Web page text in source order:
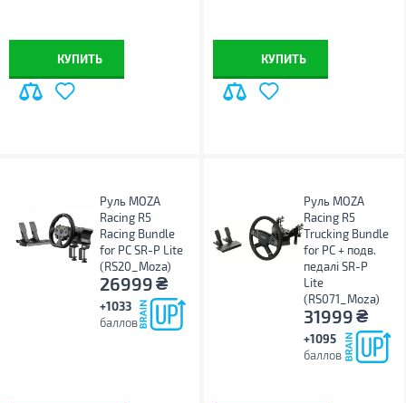
КУПИТЬ КУПИТЬ
Руль MOZA
Racing R5
Racing Bundle
for PC SR-P Lite
(RS20_Moza)
26999₴
+1033
баллов
Руль MOZA
Racing R5
Trucking Bundle
for PC + подв.
педалі SR-P
Lite
(RS071_Moza)
31999₴
+1095
баллов